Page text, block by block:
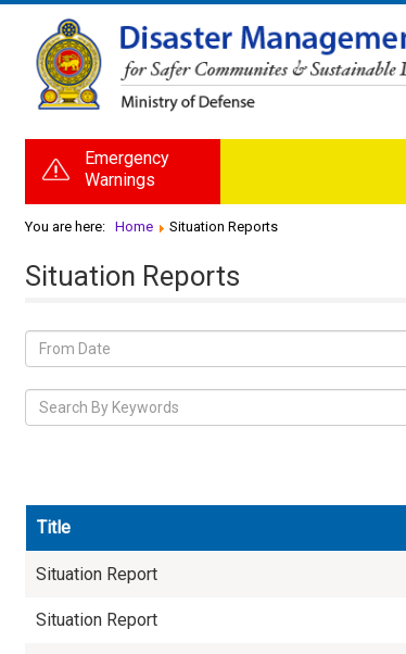
Emergency
Warnings
You are here: Home Situation Reports
Situation Reports
Title
Situation Report
Situation Report